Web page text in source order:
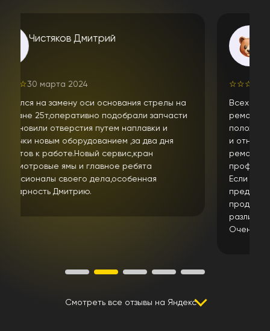
алексей л.
☆☆☆☆
Всех приветствую. Неоднократно обращался за
ремонтом спецтехники в данный сервис. Только
положительные впечатления от ремонта техники
и отношения к клиенту. Парни занимаются
ремонтом не первый год и очень
профессионально подходят к своей работе.
Если надо сами найдут и купят запчасть или
предложат решение проблемы если ее нет в
продаже ( что сейчас не редкость)Имеют
различные станки. Что мне лично очень помогло.
Смотреть все отзывы на Яндекс